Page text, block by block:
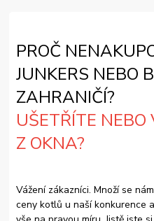
PROČ
JUNKERS NEBO
ZAHRANIČÍ?
UŠETŘÍTE NEBO
Z OKNA?
Vážení zákazníci. Množí se
ceny kotlů u naší konkurence